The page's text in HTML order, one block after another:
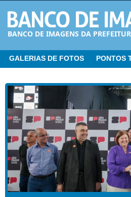
BANCO DE IMAGENS DA
GALERIAS DE FOTOS PONTOS